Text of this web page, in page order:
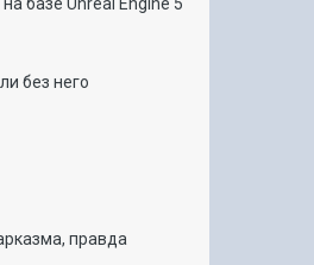
без него
правда